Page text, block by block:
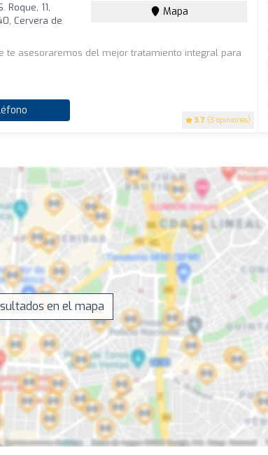
3.7 (3 opiniones)
Roque, 11,
Cervera de
Mapa
te asesoraremos del mejor tratamiento integral para
en el mapa